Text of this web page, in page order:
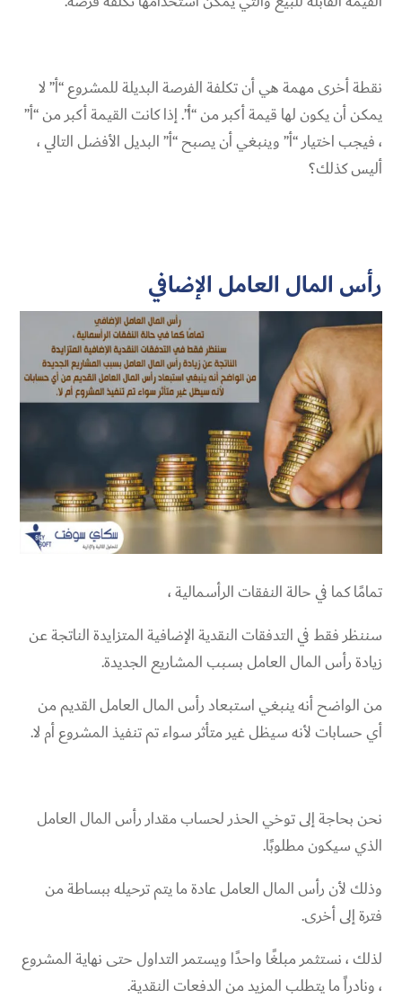
نقطة أخرى مهمة هي أن تكلفة الفرصة البديلة للمشروع “أ” لا
يمكن أن يكون لها قيمة أكبر من “أ”. إذا كانت القيمة أكبر من “أ”
، فيجب اختيار “أ” وينبغي أن يصبح “أ” البديل الأفضل التالي ،
أليس كذلك؟
رأس المال العامل الإضافي
تمامًا كما في حالة النفقات الرأسمالية ،
سننظر فقط في التدفقات النقدية الإضافية المتزايدة الناتجة عن
زيادة رأس المال العامل بسبب المشاريع الجديدة.
من الواضح أنه ينبغي استبعاد رأس المال العامل القديم من
أي حسابات لأنه سيظل غير متأثر سواء تم تنفيذ المشروع أم لا.
نحن بحاجة إلى توخي الحذر لحساب مقدار رأس المال العامل
الذي سيكون مطلوبًا.
وذلك لأن رأس المال العامل عادة ما يتم ترحيله ببساطة من
فترة إلى أخرى.
لذلك ، نستثمر مبلغًا واحدًا ويستمر التداول حتى نهاية المشروع
، ونادراً ما يتطلب المزيد من الدفعات النقدية.